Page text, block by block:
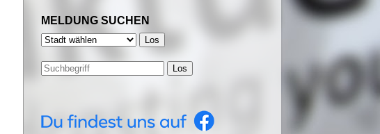
MELDUNG SUCHEN
Los